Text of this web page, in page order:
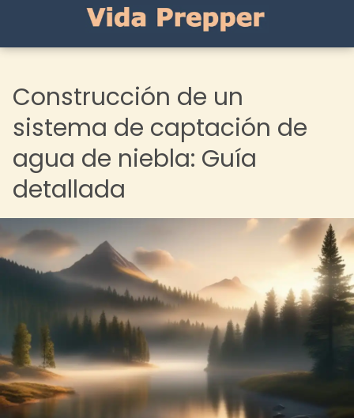
Construcción de un
sistema de captación de
agua de niebla: Guía
detallada